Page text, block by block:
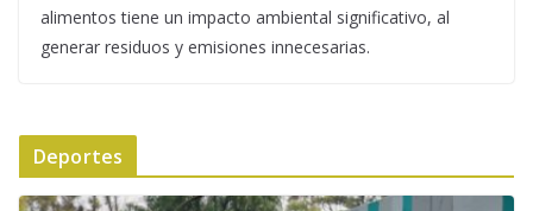
alimentos tiene un impacto ambiental significativo, al
generar residuos y emisiones innecesarias.
Deportes